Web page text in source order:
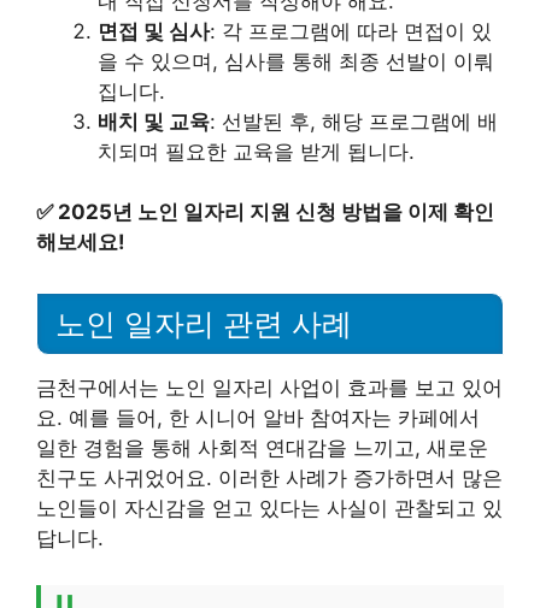
면접 및 심사: 각 프로그램에 따라 면접이 있
을 수 있으며, 심사를 통해 최종 선발이 이뤄
집니다.
배치 및 교육: 선발된 후, 해당 프로그램에 배
치되며 필요한 교육을 받게 됩니다.
✅ 2025년 노인 일자리 지원 신청 방법을 이제 확인
해보세요!
노인 일자리 관련 사례
금천구에서는 노인 일자리 사업이 효과를 보고 있어
요. 예를 들어, 한 시니어 알바 참여자는 카페에서
일한 경험을 통해 사회적 연대감을 느끼고, 새로운
친구도 사귀었어요. 이러한 사례가 증가하면서 많은
노인들이 자신감을 얻고 있다는 사실이 관찰되고 있
답니다.